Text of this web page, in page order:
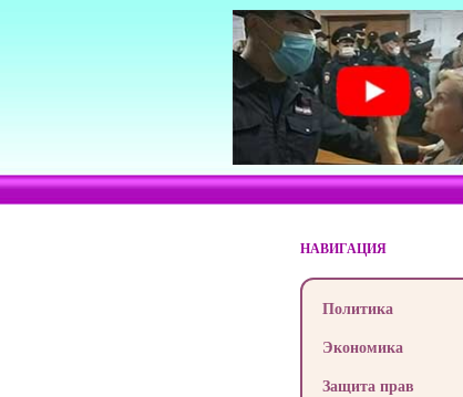
НАВИГАЦИЯ
Политика
Экономика
Защита прав